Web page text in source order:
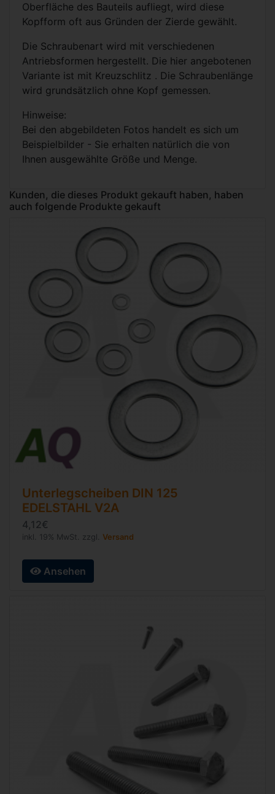
Oberfläche des Bauteils aufliegt, wird diese
Kopfform oft aus Gründen der Zierde gewählt.
Die Schraubenart wird mit verschiedenen
Antriebsformen hergestellt. Die hier angebotenen
Variante ist mit Kreuzschlitz . Die Schraubenlänge
wird grundsätzlich ohne Kopf gemessen.
Hinweise:
Bei den abgebildeten Fotos handelt es sich um
Beispielbilder - Sie erhalten natürlich die von
Ihnen ausgewählte Größe und Menge.
Kunden, die dieses Produkt gekauft haben, haben
auch folgende Produkte gekauft
Unterlegscheiben DIN 125
EDELSTAHL V2A
4,12€
inkl. 19% MwSt. zzgl. Versand
Ansehen